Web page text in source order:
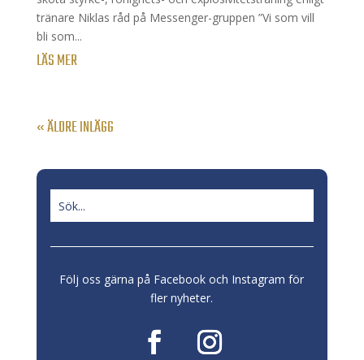
tränare Niklas råd på Messenger-gruppen ”Vi som vill
bli som...
LÄS MER
« ÄLDRE INLÄGG
Följ oss gärna på Facebook och Instagram för
fler nyheter.